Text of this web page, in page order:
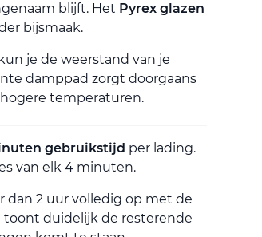
blijft. Het Pyrex glazen
bijsmaak.
je de weerstand van je
damppad zorgt doorgaans
temperaturen.
gebruikstijd per lading.
van elk 4 minuten.
dan 2 uur volledig op met de
toont duidelijk de resterende